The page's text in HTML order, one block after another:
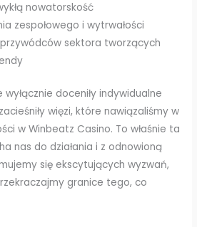
nowatorskość
zespołowego i wytrwałości
sektora tworzących
doceniły indywidualne
więzi, które nawiązaliśmy w
w Winbeatz Casino. To właśnie ta
nas do działania i z odnowioną
się ekscytujących wyzwań,
granice tego, co